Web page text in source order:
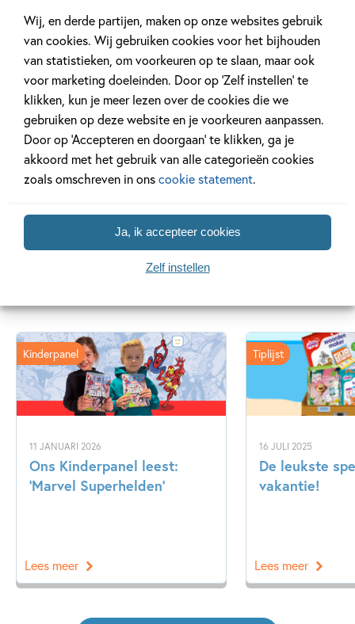
Wij, en derde partijen, maken op onze websites gebruik
van cookies. Wij gebruiken cookies voor het bijhouden
van statistieken, om voorkeuren op te slaan, maar ook
voor marketing doeleinden. Door op ‘Zelf instellen’ te
klikken, kun je meer lezen over de cookies die we
gebruiken op deze website en je voorkeuren aanpassen.
Door op ‘Accepteren en doorgaan’ te klikken, ga je
akkoord met het gebruik van alle categorieën cookies
zoals omschreven in onscookie statement.
Ja, ik accepteer cookies
Zelf instellen
Job en Keetje 2 –
Job en Keetje:
Dierenvriendjes
Jeska Verstegen
9,99
Luisterboek
Job en Keetje 2 –
Job en Keetje:
Dierenvriendjes
Lizette de Koning,
Jeska Verstegen
7,99
E-book
11 JANUARI 2026
Ons Kinderpanel leest:
‘Marvel Superhelden’
Kinderpanel
Lees meer
16 JULI 2025
De leukste
vakantie!
Tiplijst
Lees meer